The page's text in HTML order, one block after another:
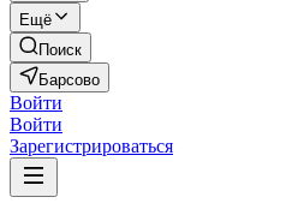
Ещё
Поиск
Барсово
Войти
Войти
Зарегистрироваться